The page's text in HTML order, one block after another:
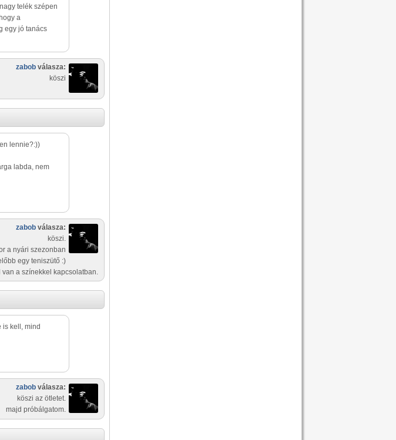
telék szépen
a
egy jó tanács
zabob válasza:
köszi
lennie?:))
labda, nem
zabob válasza:
köszi.
a nyári szezonban
egy teniszütő :)
van a színekkel kapcsolatban.
is kell, mind
zabob válasza:
köszi az ötletet.
majd próbálgatom.